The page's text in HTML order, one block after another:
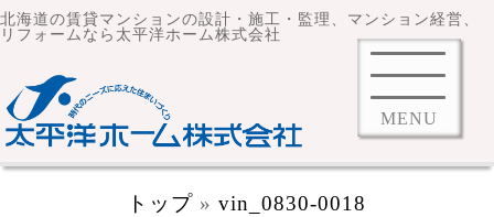
北海道の賃貸マンションの設計・施工・監理、マンション経営、
リフォームなら太平洋ホーム株式会社
MENU
トップ »vin_0830-0018